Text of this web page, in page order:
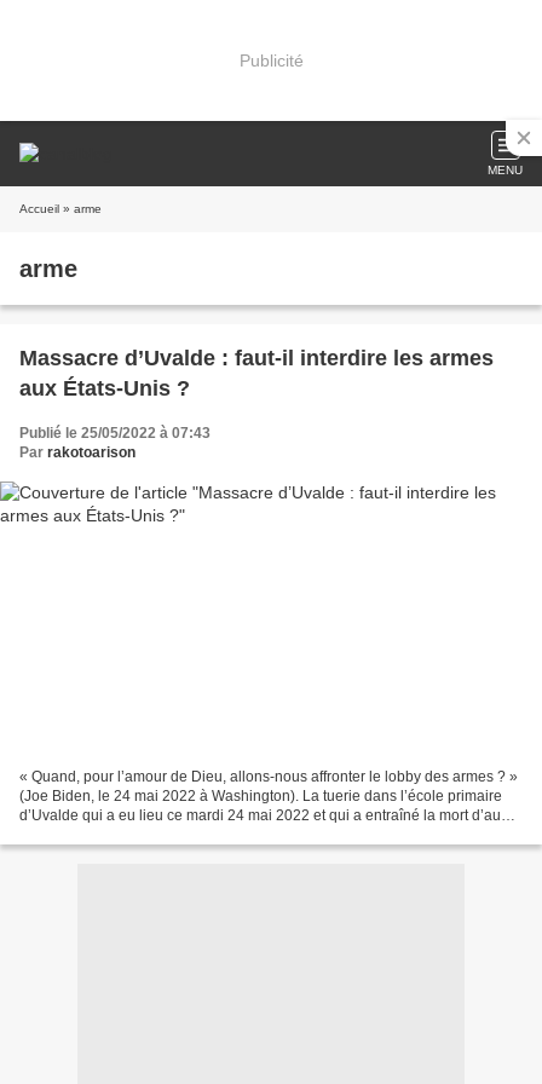
Publicité
MENU
Accueil » arme
arme
Massacre d’Uvalde : faut-il interdire les armes
aux États-Unis ?
Publié le 25/05/2022 à 07:43
Par rakotoarison
« Quand, pour l’amour de Dieu, allons-nous affronter le lobby des armes ? »
(Joe Biden, le 24 mai 2022 à Washington). La tuerie dans l’école primaire
d’Uvalde qui a eu lieu ce mardi 24 mai 2022 et qui a entraîné la mort d’au